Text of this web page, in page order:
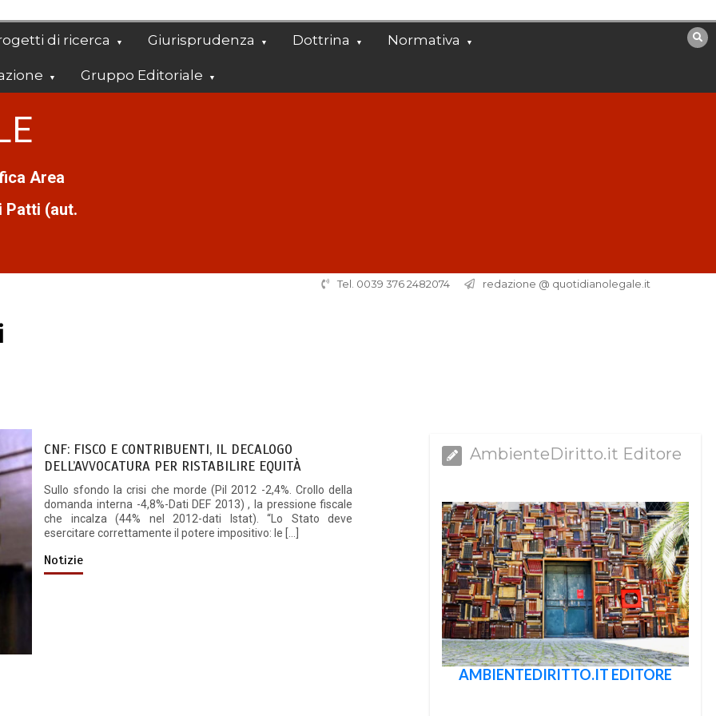
di ricerca Giurisprudenza Dottrina Normativa
Gruppo Editoriale
Area
Patti (aut.
Tel. 0039 376 2482074 redazione @ quotidianolegale.it
CNF: FISCO E CONTRIBUENTI, IL DECALOGO
DELL’AVVOCATURA PER RISTABILIRE EQUITÀ
Sullo sfondo la crisi che morde (Pil 2012 -2,4%. Crollo della
domanda interna -4,8%-Dati DEF 2013) , la pressione fiscale
che incalza (44% nel 2012-dati Istat). “Lo Stato deve
esercitare correttamente il potere impositivo: le […]
Notizie
AmbienteDiritto.it Editore
AMBIENTEDIRITTO.IT EDITORE